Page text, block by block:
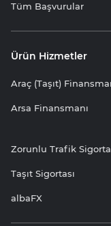
Tüm Başvurular
Ürün Hizmetler
Araç (Taşıt)
Arsa Finansmanı
Zorunlu Trafik
Taşıt Sigortası
albaFX